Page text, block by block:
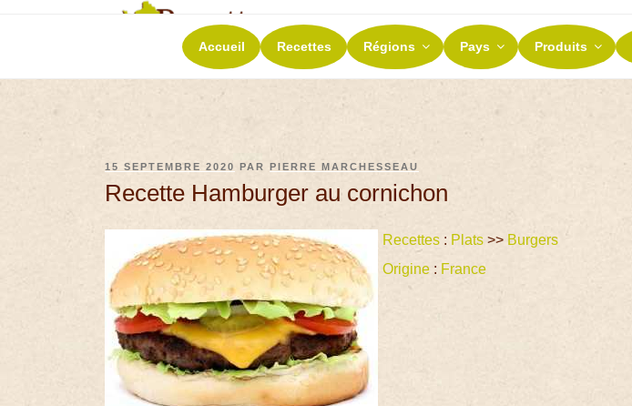
RECETTES ET TERROIRS
La richesse de nos terroirs
Accueil Recettes Régions Pays Produits
15 SEPTEMBRE 2020 PARPIERRE MARCHESSEAU
Recette Hamburger au cornichon
Recettes : Plats >> Burgers
Origine : France